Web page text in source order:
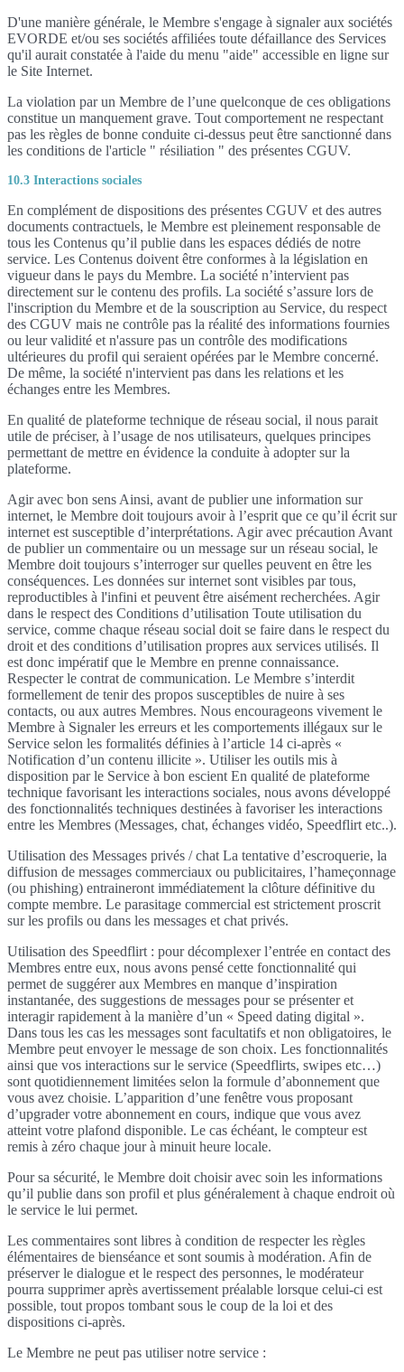
D'une manière générale, le Membre s'engage à signaler aux sociétés
EVORDE et/ou ses sociétés affiliées toute défaillance des Services
qu'il aurait constatée à l'aide du menu "aide" accessible en ligne sur
le Site Internet.
La violation par un Membre de l’une quelconque de ces obligations
constitue un manquement grave. Tout comportement ne respectant
pas les règles de bonne conduite ci-dessus peut être sanctionné dans
les conditions de l'article " résiliation " des présentes CGUV.
10.3 Interactions sociales
En complément de dispositions des présentes CGUV et des autres
documents contractuels, le Membre est pleinement responsable de
tous les Contenus qu’il publie dans les espaces dédiés de notre
service. Les Contenus doivent être conformes à la législation en
vigueur dans le pays du Membre. La société n’intervient pas
directement sur le contenu des profils. La société s’assure lors de
l'inscription du Membre et de la souscription au Service, du respect
des CGUV mais ne contrôle pas la réalité des informations fournies
ou leur validité et n'assure pas un contrôle des modifications
ultérieures du profil qui seraient opérées par le Membre concerné.
De même, la société n'intervient pas dans les relations et les
échanges entre les Membres.
En qualité de plateforme technique de réseau social, il nous parait
utile de préciser, à l’usage de nos utilisateurs, quelques principes
permettant de mettre en évidence la conduite à adopter sur la
plateforme.
Agir avec bon sens Ainsi, avant de publier une information sur
internet, le Membre doit toujours avoir à l’esprit que ce qu’il écrit sur
internet est susceptible d’interprétations. Agir avec précaution Avant
de publier un commentaire ou un message sur un réseau social, le
Membre doit toujours s’interroger sur quelles peuvent en être les
conséquences. Les données sur internet sont visibles par tous,
reproductibles à l'infini et peuvent être aisément recherchées. Agir
dans le respect des Conditions d’utilisation Toute utilisation du
service, comme chaque réseau social doit se faire dans le respect du
droit et des conditions d’utilisation propres aux services utilisés. Il
est donc impératif que le Membre en prenne connaissance.
Respecter le contrat de communication. Le Membre s’interdit
formellement de tenir des propos susceptibles de nuire à ses
contacts, ou aux autres Membres. Nous encourageons vivement le
Membre à Signaler les erreurs et les comportements illégaux sur le
Service selon les formalités définies à l’article 14 ci-après «
Notification d’un contenu illicite ». Utiliser les outils mis à
disposition par le Service à bon escient En qualité de plateforme
technique favorisant les interactions sociales, nous avons développé
des fonctionnalités techniques destinées à favoriser les interactions
entre les Membres (Messages, chat, échanges vidéo, Speedflirt etc..).
Utilisation des Messages privés / chat La tentative d’escroquerie, la
diffusion de messages commerciaux ou publicitaires, l’hameçonnage
(ou phishing) entraineront immédiatement la clôture définitive du
compte membre. Le parasitage commercial est strictement proscrit
sur les profils ou dans les messages et chat privés.
Utilisation des Speedflirt : pour décomplexer l’entrée en contact des
Membres entre eux, nous avons pensé cette fonctionnalité qui
permet de suggérer aux Membres en manque d’inspiration
instantanée, des suggestions de messages pour se présenter et
interagir rapidement à la manière d’un « Speed dating digital ».
Dans tous les cas les messages sont facultatifs et non obligatoires, le
Membre peut envoyer le message de son choix. Les fonctionnalités
ainsi que vos interactions sur le service (Speedflirts, swipes etc…)
sont quotidiennement limitées selon la formule d’abonnement que
vous avez choisie. L’apparition d’une fenêtre vous proposant
d’upgrader votre abonnement en cours, indique que vous avez
atteint votre plafond disponible. Le cas échéant, le compteur est
remis à zéro chaque jour à minuit heure locale.
Pour sa sécurité, le Membre doit choisir avec soin les informations
qu’il publie dans son profil et plus généralement à chaque endroit où
le service le lui permet.
Les commentaires sont libres à condition de respecter les règles
élémentaires de bienséance et sont soumis à modération. Afin de
préserver le dialogue et le respect des personnes, le modérateur
pourra supprimer après avertissement préalable lorsque celui-ci est
possible, tout propos tombant sous le coup de la loi et des
dispositions ci-après.
Le Membre ne peut pas utiliser notre service :